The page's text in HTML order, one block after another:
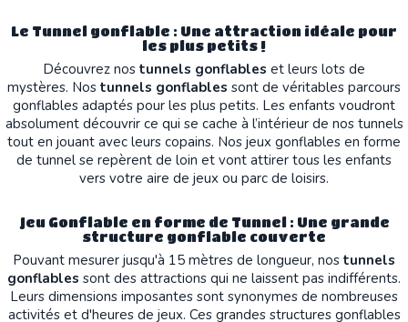
Le Tunnel gonflable : Une attraction idéale pour
les plus petits !
Découvrez nos tunnels gonflables et leurs lots de
mystères. Nos tunnels gonflables sont de véritables parcours
gonflables adaptés pour les plus petits. Les enfants voudront
absolument découvrir ce qui se cache à l’intérieur de nos tunnels
tout en jouant avec leurs copains. Nos jeux gonflables en forme
de tunnel se repèrent de loin et vont attirer tous les enfants
vers votre aire de jeux ou parc de loisirs.
Jeu Gonflable en forme de Tunnel : Une grande
structure gonflable couverte
Pouvant mesurer jusqu'à 15 mètres de longueur, nos tunnels
gonflables sont des attractions qui ne laissent pas indifférents.
Leurs dimensions imposantes sont synonymes de nombreuses
activités et d'heures de jeux. Ces grandes structures gonflables